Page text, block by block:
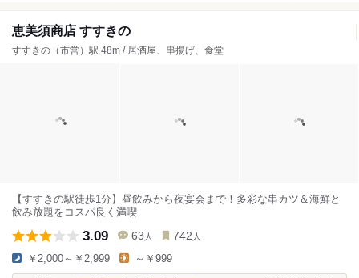
恵美須商店 すすきの
すすきの（市営）駅 48m / 居酒屋、串揚げ、食堂
【すすきの駅徒歩1分】昼飲みから夜宴会まで！多彩な串カツ＆海鮮と
飲み放題をコスパ良く満喫
3.09 63 人 742 人
￥2,000～￥2,999 ～￥999